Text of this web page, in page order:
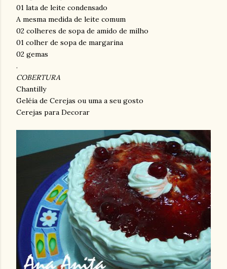
01 lata de leite condensado
A mesma medida de leite comum
02 colheres de sopa de amido de milho
01 colher de sopa de margarina
02 gemas
.
COBERTURA
Chantilly
Geléia de Cerejas ou uma a seu gosto
Cerejas para Decorar